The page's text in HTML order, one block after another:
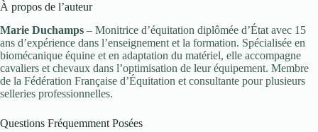
À propos de l’auteur
Marie Duchamps – Monitrice d’équitation diplômée d’État avec 15
ans d’expérience dans l’enseignement et la formation. Spécialisée en
biomécanique équine et en adaptation du matériel, elle accompagne
cavaliers et chevaux dans l’optimisation de leur équipement. Membre
de la Fédération Française d’Équitation et consultante pour plusieurs
selleries professionnelles.
Questions Fréquemment Posées